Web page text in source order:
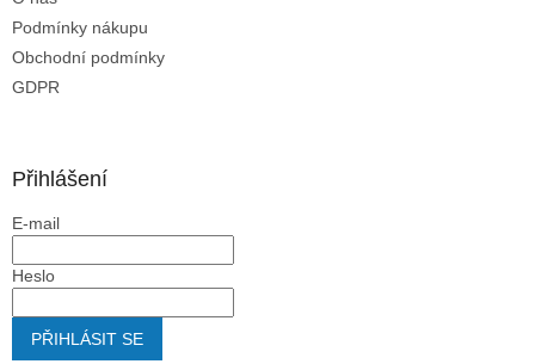
Podmínky nákupu
Obchodní podmínky
GDPR
Přihlášení
E-mail
Heslo
PŘIHLÁSIT SE